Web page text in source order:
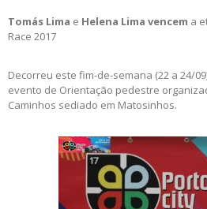
Tomás Lima e Helena Lima vencem a
Race 2017
Decorreu este fim-de-semana (22 a 24/
evento de Orientação pedestre
Caminhos sediado em Matosinhos.